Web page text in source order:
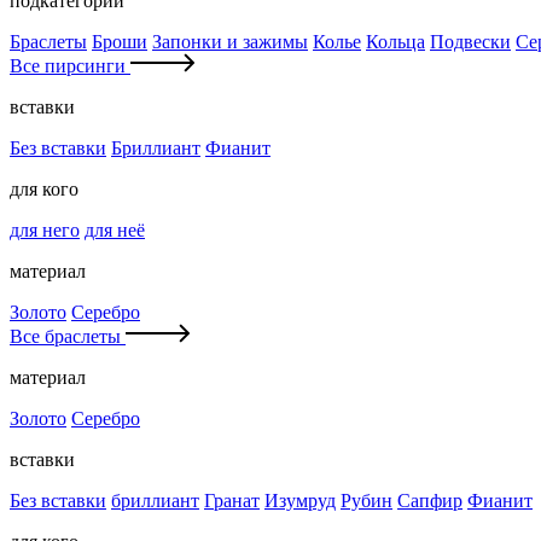
Браслеты Броши Запонки и зажимы Колье Кольца Подвески
Все пирсинги
вставки
Без вставки Бриллиант Фианит
для кого
для него для неё
материал
Золото Серебро
Все браслеты
материал
Золото Серебро
вставки
Без вставки бриллиант Гранат Изумруд Рубин Сапфир Фианит